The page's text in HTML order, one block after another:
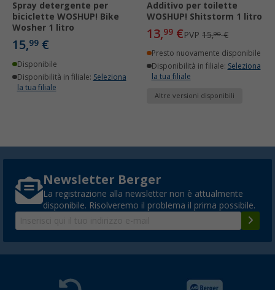
Spray detergente per
biciclette WOSHUP! Bike
Wosher 1 litro
15,99 €
Disponibile
Disponibilità in filiale: Seleziona
la tua filiale
Additivo per toilette
WOSHUP! Shitstorm 1 litro
13,99 €PVP 15,90€
Presto nuovamente disponibile
Disponibilità in filiale: Seleziona
la tua filiale
Altre versioni disponibili
Newsletter Berger
La registrazione alla newsletter non è attualmente
disponibile. Risolveremo il problema il prima possibile.